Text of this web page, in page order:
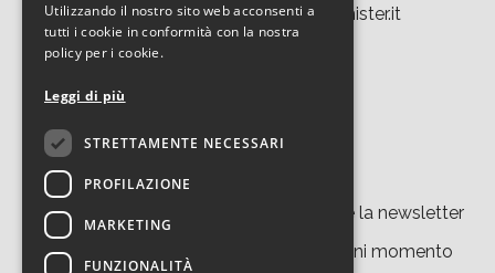
tecnopolo.bo.cnr@laboratoriomister.it
Cliccando su “
” accetti di ricevere la newsletter
del nostro sito. Potrai disiscriverti in ogni momento
Utilizzando il nostro sito web acconsenti a
tutti i cookie in conformità con la nostra
policy per i cookie.
Leggi di più
STRETTAMENTE NECESSARI
PROFILAZIONE
MARKETING
FUNZIONALITÀ